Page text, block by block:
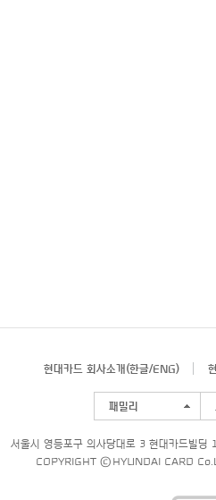
현대카드 회사소개(한글/ENG)
패밀리
서울시 영등포구 의사당대로 3 현대카드빌딩
COPYRIGHT © HYUNDAI CARD